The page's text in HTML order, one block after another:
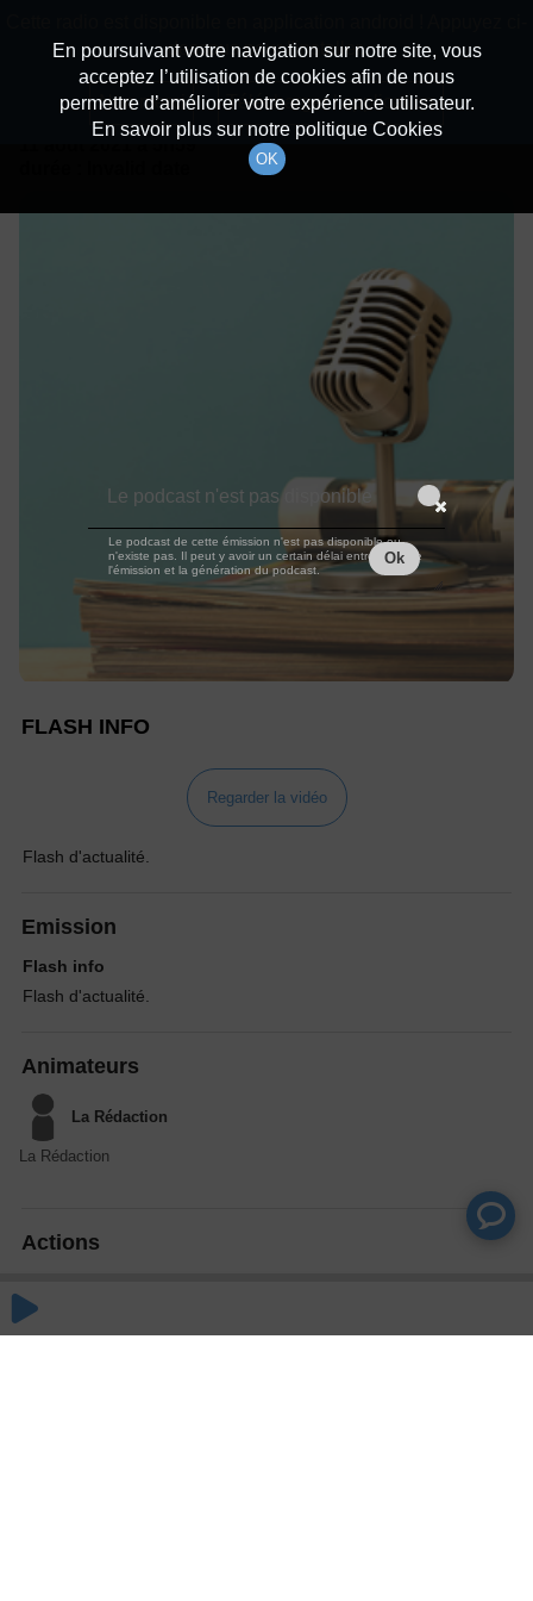
Détails De L'épisode
à 5h59
FLASH INFO
Regarder la vidéo
Flash d'actualité.
Emission
Flash info
Flash d'actualité.
Animateurs
La Rédaction
La Rédaction
Actions
En poursuivant votre navigation sur notre site, vous
acceptez l’utilisation de cookies afin de nous
permettre d’améliorer votre expérience utilisateur.
En savoir plus sur notre politique Cookies
OK
dessous pour l'installer.
Non merci Télécharger l'application
Le podcast n'est pas disponible
Le podcast de cette émission n'est pas disponible ou
n'existe pas. Il peut y avoir un certain délai entre la fin de
l'émission et la génération du podcast.
Ok